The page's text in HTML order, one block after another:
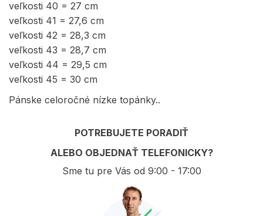
veľkosti 40 = 27 cm
veľkosti 41 = 27,6 cm
veľkosti 42 = 28,3 cm
veľkosti 43 = 28,7 cm
veľkosti 44 = 29,5 cm
veľkosti 45 = 30 cm
Pánske celoročné nízke topánky..
POTREBUJETE PORADIŤ
ALEBO OBJEDNAŤ TELEFONICKY?
Sme tu pre Vás od 9:00 - 17:00